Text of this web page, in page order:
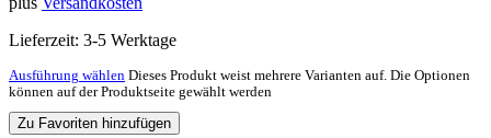
Lieferzeit: 3-5 Werktage
Ausführung wählen Dieses Produkt weist mehrere Varianten auf. Die Optionen
können auf der Produktseite gewählt werden
Zu Favoriten hinzufügen